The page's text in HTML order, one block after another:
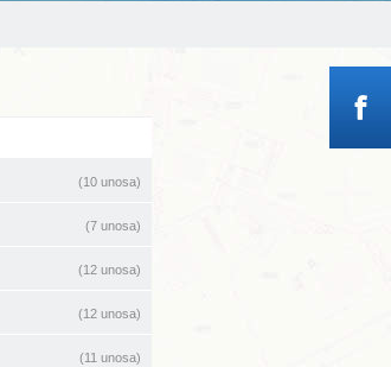
(10 unosa)
(7 unosa)
(12 unosa)
(12 unosa)
(11 unosa)